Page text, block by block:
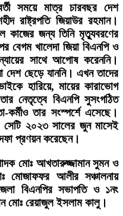
সময়ে মাত্র চারবছর দেশ
রাষ্ট্রপতি জিয়াউর রহমান।
কাজের জন্য তিনি মৃত্যুবরণের
খালেদা জিয়া বিএনপি ও
সাথে আপোষ করেননি।
ছেড়ে যাননি। এখন তাদের
হারিয়ে, মায়ের কারাভোগ
নেতৃত্বে বিএনপি সুসংগঠিত
কর্মীও তার সংস্পর্শে এসেছে।
২০২৩ সালের জুন মাসেই
প্রণয়ন করেছেন।
মোঃ আখতারুজ্জামান সুমন ও
মোজাফফর আলীর সঞ্চালনায়
বিএনপির সভাপতি ও ১নং
মোঃ রেয়াজুল ইসলাম কালু।